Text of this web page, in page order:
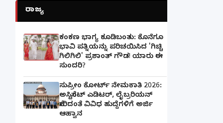
ರಾಜ್ಯ
ಕಂಕಣ ಭಾಗ್ಯ ಕೂಡಿಬಂತು: ಕೊನೆಗೂ
ಭಾವಿ ಪತ್ನಿಯನ್ನು ಪರಿಚಯಿಸಿದ 'ಗಿಚ್ಚಿ
ಗಿಲಿಗಿಲಿ' ಪ್ರಶಾಂತ್ ಗೌಡ! ಯಾರು ಈ
ಸುಂದರಿ?
ಸುಪ್ರೀಂ ಕೋರ್ಟ್ ನೇಮಕಾತಿ 2026:
ಅಸಿಸ್ಟೆಂಟ್ ಎಡಿಟರ್, ಲೈಬ್ರರಿಯನ್
ಸೇರಿದಂತೆ ವಿವಿಧ ಹುದ್ದೆಗಳಿಗೆ ಅರ್ಜಿ
ಆಹ್ವಾನ